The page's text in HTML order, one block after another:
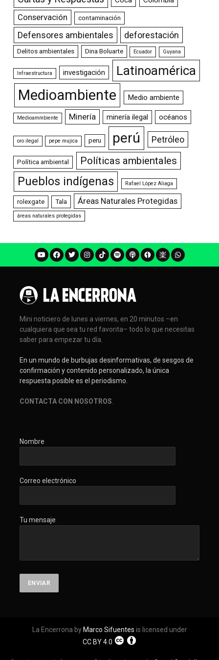
Conservación contaminación
Defensores ambientales deforestación
Delitos ambientales Dina Boluarte Ecuador Guyana
Infraestructura investigación Latinoamérica
Medioambiente Medio ambiente
Medioammbiente Minería minería ilegal océanos
oro ilegal pepe mujica peru perú Petróleo
Política ambiental Políticas ambientales
Pueblos indígenas Rafael López Aliaga
rolexgate Tala Áreas Naturales Protegidas
áreas naturales protegidas
Mini noticiero de lunes a viernes, en 20 minutos –en
cualquiera que sea tu red favorita– todo lo que necesitas
saber para empezar tu día.
En un mundo de burbujas desinformativas, de sesgos de
confirmación y contenido personalizado, la única
respuesta posible es el periodismo.
CONTACTA CON NOSOTROS
Nombre
Correo electrónico
Tu mensaje
La Encerrona by Marco Sifuentes is licensed under
CC BY 4.0